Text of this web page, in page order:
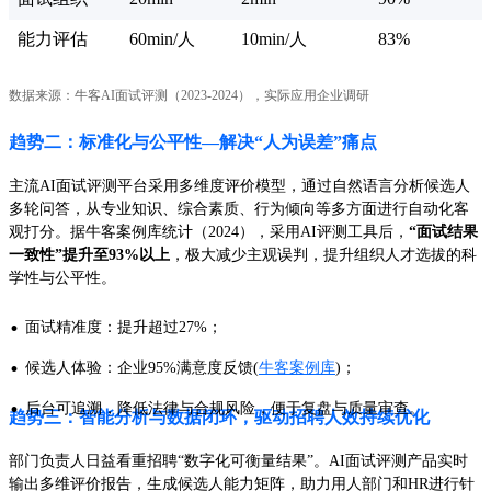
能力评估 60min/人 10min/人 83%
数据来源：牛客AI面试评测（2023-2024），实际应用企业调研
趋势二：标准化与公平性—解决“人为误差”痛点
主流AI面试评测平台采用多维度评价模型，通过自然语言分析候选人
多轮问答，从专业知识、综合素质、行为倾向等多方面进行自动化客
观打分。据牛客案例库统计（2024），采用AI评测工具后， “面试结果
一致性”提升至93%以上 ，极大减少主观误判，提升组织人才选拔的科
学性与公平性。
· 面试精准度：提升超过27%；
· 候选人体验：企业95%满意度反馈(牛客案例库)；
· 后台可追溯，降低法律与合规风险，便于复盘与质量审查。
趋势三：智能分析与数据闭环，驱动招聘人效持续优化
部门负责人日益看重招聘“数字化可衡量结果”。AI面试评测产品实时
输出多维评价报告，生成候选人能力矩阵，助力用人部门和HR进行针